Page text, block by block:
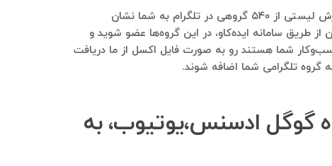
بله. با ارسال بانک موبایل مشاغلی که دارید در ابتدا گزارشی بسیار ارزشمند و کاملا رایگان برایتان ارسال می‌شود. در این گزارش لیستی از ۵۴۰ گروهی در تلگرام به شما نشان
از طریق سامانه ایده‌کاو، در این گروه‌ها عضو شوید و
شما هستند رو به صورت فایل اکسل از ما دریافت
گروه تلگرامی شما اضافه شوند.
گوگل ادسنس،یوتیوب، به